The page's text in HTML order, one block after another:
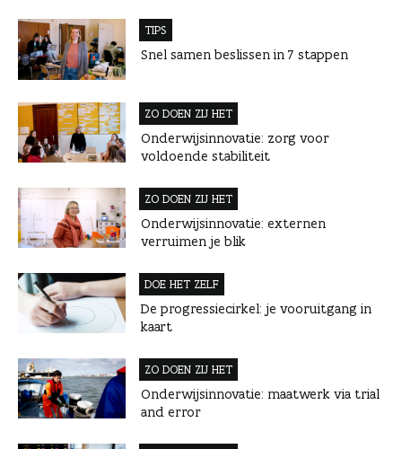
TIPS
Snel samen beslissen in 7 stappen
ZO DOEN ZIJ HET
Onderwijsinnovatie: zorg voor
voldoende stabiliteit
ZO DOEN ZIJ HET
Onderwijsinnovatie: externen
verruimen je blik
DOE HET ZELF
De progressiecirkel: je vooruitgang in
kaart
ZO DOEN ZIJ HET
Onderwijsinnovatie: maatwerk via trial
and error